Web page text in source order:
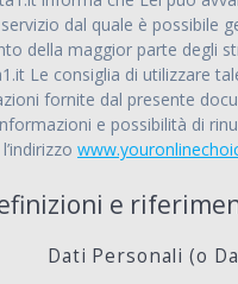
dal quale è possibile
della maggior parte degli
Le consiglia di utilizzare
fornite dal presente
e possibilità di
l’indirizzo
e
Dati Personali (o